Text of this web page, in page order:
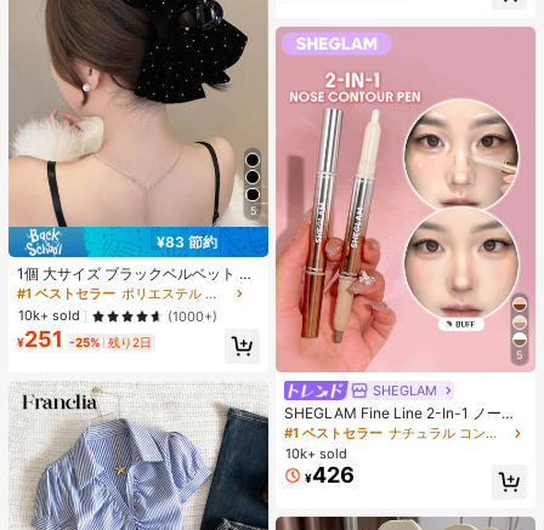
5
¥83 節約
1個 大サイズ ブラックベルベット リ
ボン ヘアクリップ クリスタルライン
ストーン装飾付き、エレガントな二
重レイヤー フロック加工リボン レデ
ィース用
#1 ベストセラー
ポリエステル 髪の爪
売り切れ間近！
#1 ベストセラー
ポリエステル 髪の爪
売り切れ間近！
#1 ベストセラー
ポリエステル 髪の爪
売り切れ間近！
#1 ベストセラー
10k+ sold (1000+)
¥251 -25% 残り2日
5
SHEGLAM
SHEGLAM Fine Line 2-In-1 ノーズ
コンター&ハイライトペン-Buff ノー
ズシャドウ シェーディング 女性と女
の子のためのブランドビューティー
コスメメイクアップ
#1 ベストセラー
ナチュラル コントゥア＆ブロンザー
10k+ sold
¥426